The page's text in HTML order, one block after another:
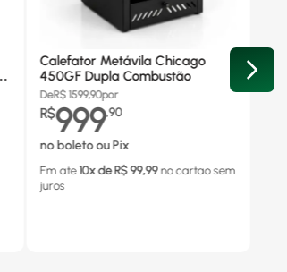
Calefator Metávila Chicago
450GF Dupla Combustão
DeR$ 1599,90por
R$999,90
no boleto ou Pix
Em ate 10x de R$ 99,99 no cartaosem
juros